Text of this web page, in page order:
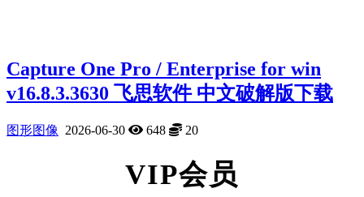
Capture One Pro / Enterprise for win
v16.8.3.3630 飞思软件 中文破解版下载
图形图像 2026-06-30 648 20
VIP会员